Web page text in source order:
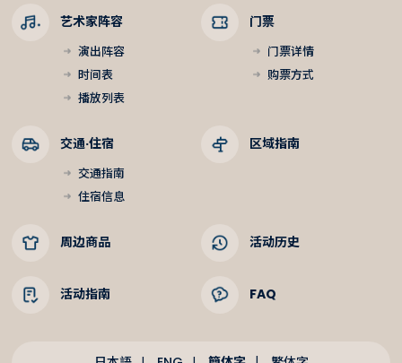
艺术家阵容
演出阵容
时间表
播放列表
门票
门票详情
购票方式
交通·住宿
交通指南
住宿信息
区域指南
周边商品 活动历史
活动指南 FAQ